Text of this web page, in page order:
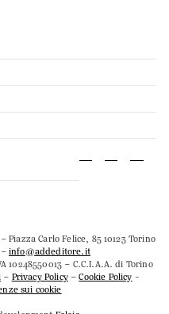
Carlo Felice, 85 10123 Torino
–info@addeditore.it
10248550013 – C.C.I.A.A. di Torino
– Privacy Policy–Cookie Policy -
sui cookie